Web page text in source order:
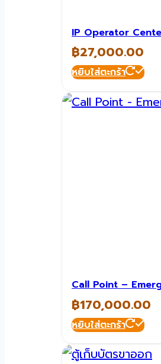
IP Operator
฿27,000.00
หยิบใส่ตะกร้า
Call Point –
฿170,000.00
หยิบใส่ตะกร้า